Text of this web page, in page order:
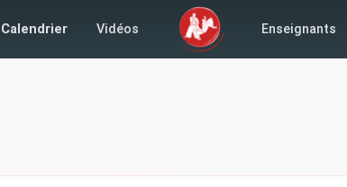
Calendrier Vidéos Enseignants